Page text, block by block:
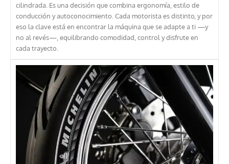
cilindrada. Es una decisión que combina ergonomía, estilo de
conducción y autoconocimiento. Cada motorista es distinto, y por
eso la clave está en encontrar la máquina que se adapte a ti —y
no al revés—, equilibrando comodidad, control y disfrute en
cada trayecto.